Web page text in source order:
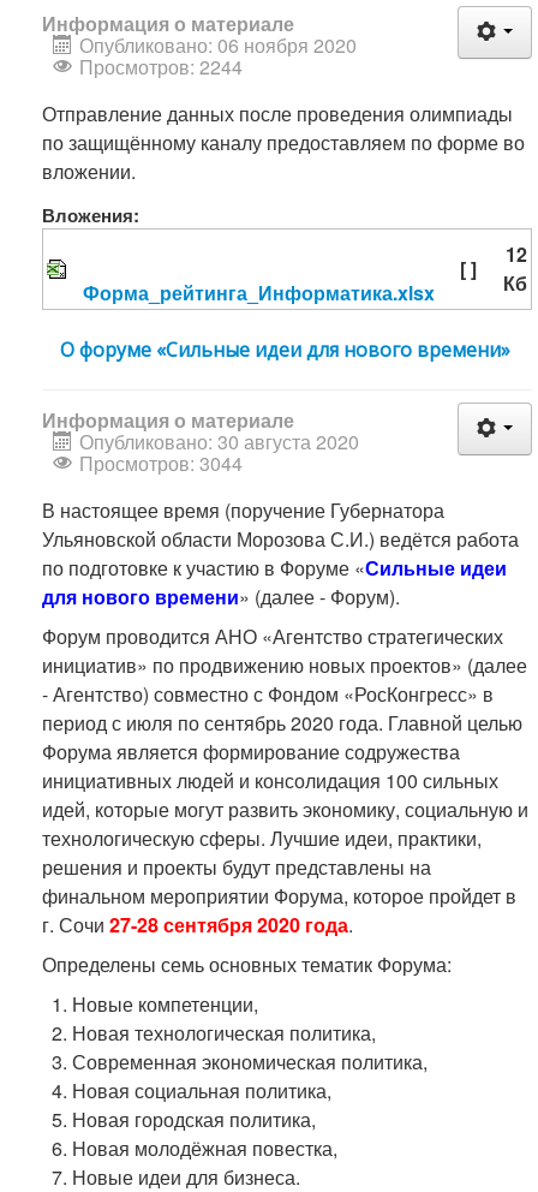
Информация о материале
Опубликовано: 06 ноября 2020
Просмотров: 2244
Отправление данных после проведения олимпиады
по защищённому каналу предоставляем по форме во
вложении.
Вложения:
Форма_рейтинга_Информатика.xlsx
[ ]
12
Кб
О форуме «Сильные идеи для нового времени»
Информация о материале
Опубликовано: 30 августа 2020
Просмотров: 3044
В настоящее время (поручение Губернатора
Ульяновской области Морозова С.И.) ведётся работа
по подготовке к участию в Форуме «Сильные идеи
для нового времени» (далее - Форум).
Форум проводится АНО «Агентство стратегических
инициатив» по продвижению новых проектов» (далее
- Агентство) совместно с Фондом «РосКонгресс» в
период с июля по сентябрь 2020 года. Главной целью
Форума является формирование содружества
инициативных людей и консолидация 100 сильных
идей, которые могут развить экономику, социальную и
технологическую сферы. Лучшие идеи, практики,
решения и проекты будут представлены на
финальном мероприятии Форума, которое пройдет в
г. Сочи 27-28 сентября 2020 года.
Определены семь основных тематик Форума:
Новые компетенции,
Новая технологическая политика,
Современная экономическая политика,
Новая социальная политика,
Новая городская политика,
Новая молодёжная повестка,
Новые идеи для бизнеса.